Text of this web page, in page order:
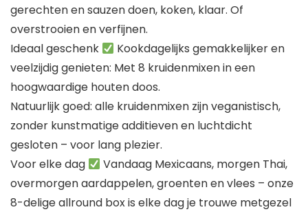
gerechten en sauzen doen, koken, klaar. Of
overstrooien en verfijnen.
Ideaal geschenk
Kookdagelijks gemakkelijker en
veelzijdig genieten: Met 8 kruidenmixen in een
hoogwaardige houten doos.
Natuurlijk goed: alle kruidenmixen zijn veganistisch,
zonder kunstmatige additieven en luchtdicht
gesloten – voor lang plezier.
Voor elke dag
Vandaag Mexicaans, morgen Thai,
overmorgen aardappelen, groenten en vlees – onze
8-delige allround box is elke dag je trouwe metgezel